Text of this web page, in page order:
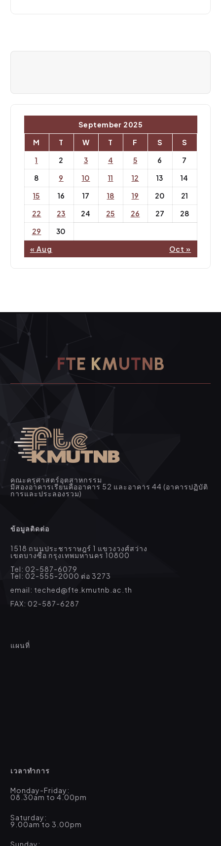
September 2025
M
T W T F S
S
1
2 3 4 5 6
7
8
9 10 11 12 13
14
15
16 17 18 19 20
21
22
23 24 25 26 27
28
29
30
« Aug Oct »
FTE KMUTNB
คณะครุศาสตร์อุตสาหกรรม
มีสองอาคารเรียนคืออาคาร 52 และอาคาร 44 (อาคารปฏิบัติ
การและประลองรวม)
ข้อมูลติดต่อ
1518 ถนนประชาราษฎร์ 1 แขวงวงศ์สว่าง
เขตบางซื่อ กรุงเทพมหานคร 10800
Tel: 02-587-6079
Tel: 02-555-2000 ต่อ 3273
email: teched@fte.kmutnb.ac.th
FAX: 02-587-6287
แผนที่
เวลาทำการ
Monday-Friday:
08.30am to 4.00pm
Saturday:
9.00am to 3.00pm
Sunday: